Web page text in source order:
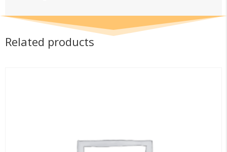
Related products